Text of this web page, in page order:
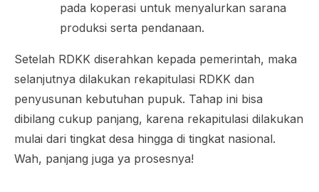
pada koperasi untuk menyalurkan sarana
produksi serta pendanaan.
Setelah RDKK diserahkan kepada pemerintah, maka
selanjutnya dilakukan rekapitulasi RDKK dan
penyusunan kebutuhan pupuk. Tahap ini bisa
dibilang cukup panjang, karena rekapitulasi dilakukan
mulai dari tingkat desa hingga di tingkat nasional.
Wah, panjang juga ya prosesnya!